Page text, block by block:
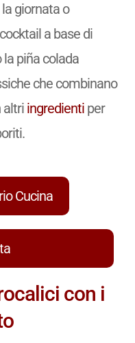
giornata o
a base di
piña colada
che combinano
altri ingredientiper
Cucina
con i